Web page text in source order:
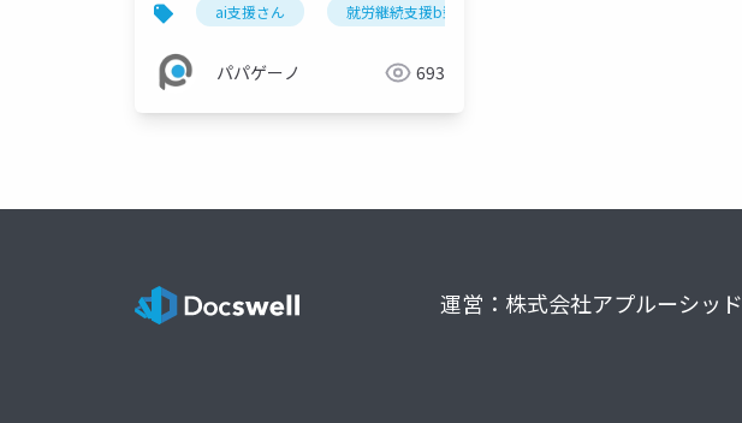
ai支援さん 就労継続支援b型
パパゲーノ 693
運営：株式会社アプルーシッド